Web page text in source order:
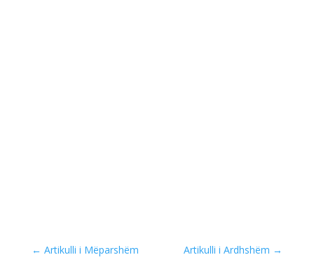
← Artikulli i Mëparshëm Artikulli i Ardhshëm →